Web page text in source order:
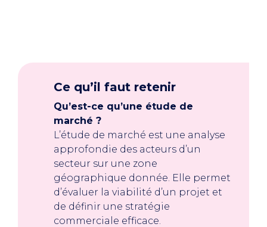
Ce qu’il faut retenir
Qu’est-ce qu’une étude de
marché ?
L’étude de marché est une analyse
approfondie des acteurs d’un
secteur sur une zone
géographique donnée. Elle permet
d’évaluer la viabilité d’un projet et
de définir une stratégie
commerciale efficace.